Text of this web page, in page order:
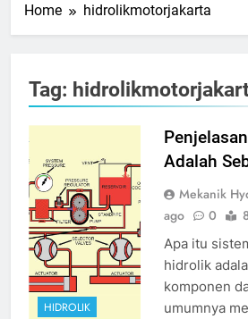
Home hidrolikmotorjakarta
Tag:
adalah
source
google
HIDROLIK
Adalah
Mekanik
ago
0
Apa itu
hidrolik
komponen
umumnya